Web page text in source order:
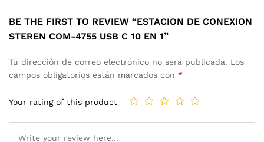
BE THE FIRST TO REVIEW “ESTACION DE CONEXION
STEREN COM-4755 USB C 10 EN 1”
Tu dirección de correo electrónico no será publicada. Los
campos obligatorios están marcados con *
Your rating of this product